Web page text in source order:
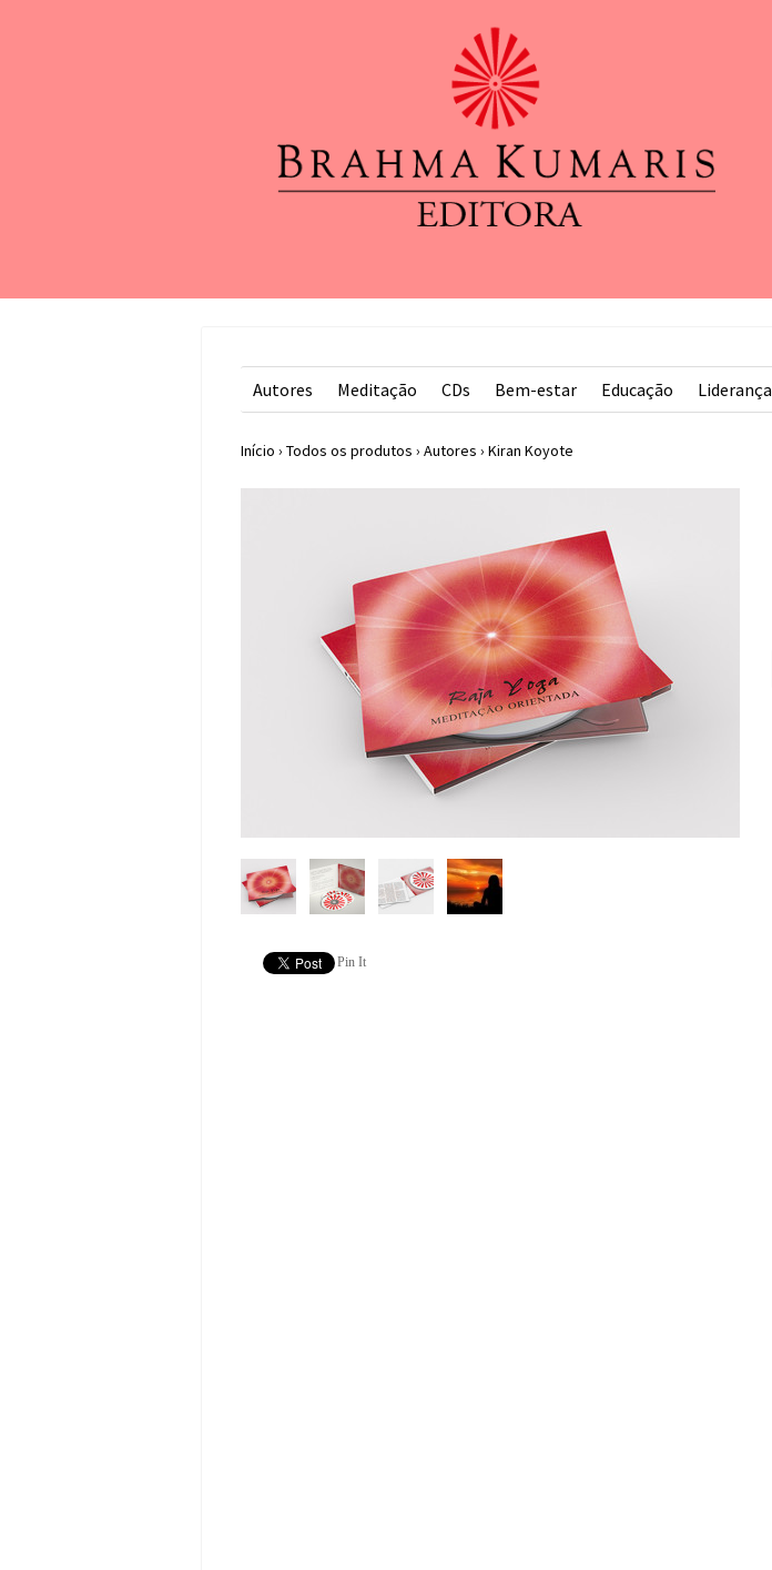
Autores Meditação CDs Bem-estar Educação Liderança
Início › Todos os produtos › Autores › Kiran Koyote
Pin It